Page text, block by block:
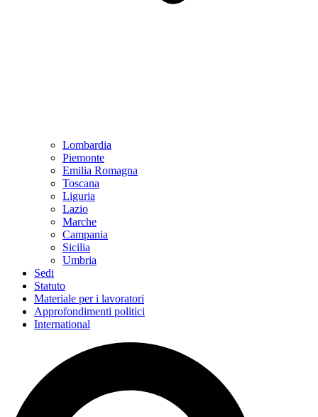
Lombardia
Piemonte
Emilia Romagna
Toscana
Liguria
Lazio
Marche
Campania
Sicilia
Umbria
Sedi
Statuto
Materiale per i lavoratori
Approfondimenti politici
International